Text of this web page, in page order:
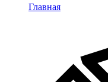
Главная